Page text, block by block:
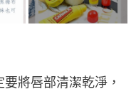
將唇部清潔乾淨，